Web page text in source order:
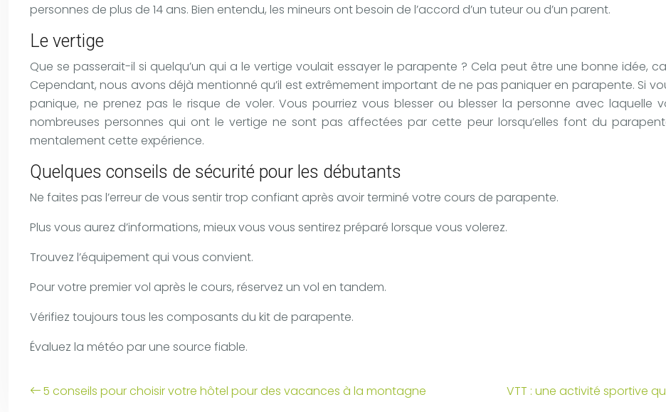
personnes de plus de 14 ans. Bien entendu, les mineurs ont besoin de l’accord d’un tuteur ou d’un parent.
Le vertige
Que se passerait-il si quelqu’un qui a le vertige voulait essayer le parapente ? Cela peut être une bonne idée,
Cependant, nous avons déjà mentionné qu’il est extrêmement important de ne pas paniquer en parapente. Si
panique, ne prenez pas le risque de voler. Vous pourriez vous blesser ou blesser la personne avec laquelle
nombreuses personnes qui ont le vertige ne sont pas affectées par cette peur lorsqu’elles font du
mentalement cette expérience.
Quelques conseils de sécurité pour les débutants
Ne faites pas l’erreur de vous sentir trop confiant après avoir terminé votre cours de parapente.
Plus vous aurez d’informations, mieux vous vous sentirez préparé lorsque vous volerez.
Trouvez l’équipement qui vous convient.
Pour votre premier vol après le cours, réservez un vol en tandem.
Vérifiez toujours tous les composants du kit de parapente.
Évaluez la météo par une source fiable.
5 conseils pour choisir votre hôtel pour des vacances à la montagne VTT : une activité sportive